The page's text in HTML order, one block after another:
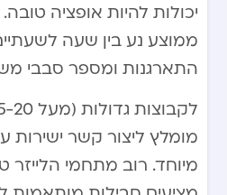
יכולות להיות אופציה
ממוצע נע בין שעה
התארגנות ומספר סבבי
מומלץ ליצור קשר
מיוחד. רוב מתחמי הלייזר